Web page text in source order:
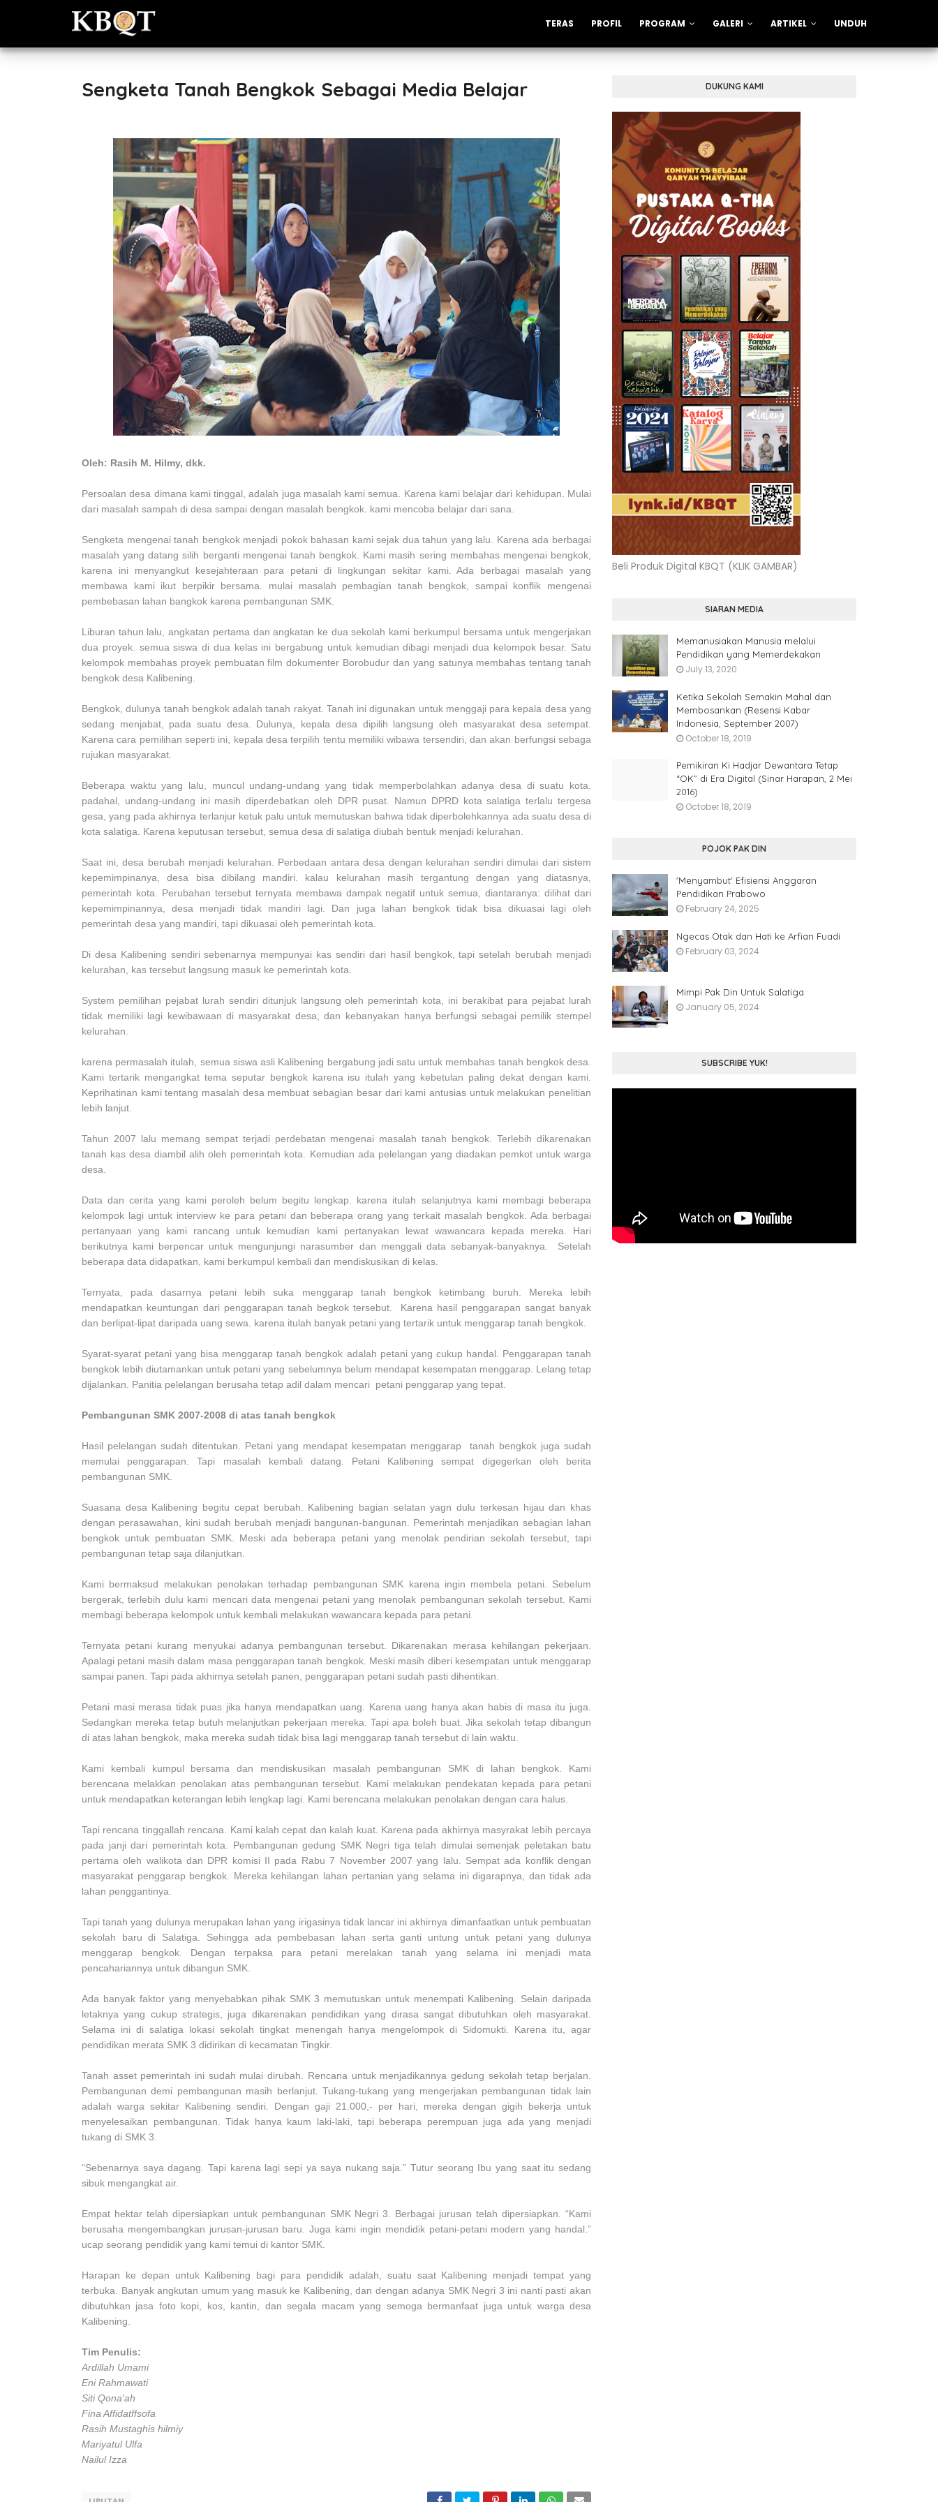
TERAS PROFIL PROGRAM GALERI ARTIKEL UNDUH
Sengketa Tanah Bengkok Sebagai Media Belajar
Oleh: Rasih M. Hilmy, dkk.
Persoalan desa dimana kami tinggal, adalah juga masalah kami semua. Karena kami belajar dari kehidupan. Mulai
dari masalah sampah di desa sampai dengan masalah bengkok. kami mencoba belajar dari sana.
Sengketa mengenai tanah bengkok menjadi pokok bahasan kami sejak dua tahun yang lalu. Karena ada berbagai
masalah yang datang silih berganti mengenai tanah bengkok. Kami masih sering membahas mengenai bengkok,
karena ini menyangkut kesejahteraan para petani di lingkungan sekitar kami. Ada berbagai masalah yang
membawa kami ikut berpikir bersama. mulai masalah pembagian tanah bengkok, sampai konflik mengenai
pembebasan lahan bangkok karena pembangunan SMK.
Liburan tahun lalu, angkatan pertama dan angkatan ke dua sekolah kami berkumpul bersama untuk mengerjakan
dua proyek. semua siswa di dua kelas ini bergabung untuk kemudian dibagi menjadi dua kelompok besar. Satu
kelompok membahas proyek pembuatan film dokumenter Borobudur dan yang satunya membahas tentang tanah
bengkok desa Kalibening.
Bengkok, dulunya tanah bengkok adalah tanah rakyat. Tanah ini digunakan untuk menggaji para kepala desa yang
sedang menjabat, pada suatu desa. Dulunya, kepala desa dipilih langsung oleh masyarakat desa setempat.
Karena cara pemilihan seperti ini, kepala desa terpilih tentu memiliki wibawa tersendiri, dan akan berfungsi sebaga
rujukan masyarakat.
Beberapa waktu yang lalu, muncul undang-undang yang tidak memperbolahkan adanya desa di suatu kota.
padahal, undang-undang ini masih diperdebatkan oleh DPR pusat. Namun DPRD kota salatiga terlalu tergesa
gesa, yang pada akhirnya terlanjur ketuk palu untuk memutuskan bahwa tidak diperbolehkannya ada suatu desa di
kota salatiga. Karena keputusan tersebut, semua desa di salatiga diubah bentuk menjadi kelurahan.
Saat ini, desa berubah menjadi kelurahan. Perbedaan antara desa dengan kelurahan sendiri dimulai dari sistem
kepemimpinanya, desa bisa dibilang mandiri. kalau kelurahan masih tergantung dengan yang diatasnya,
pemerintah kota. Perubahan tersebut ternyata membawa dampak negatif untuk semua, diantaranya: dilihat dari
kepemimpinannya, desa menjadi tidak mandiri lagi. Dan juga lahan bengkok tidak bisa dikuasai lagi oleh
pemerintah desa yang mandiri, tapi dikuasai oleh pemerintah kota.
Di desa Kalibening sendiri sebenarnya mempunyai kas sendiri dari hasil bengkok, tapi setelah berubah menjadi
kelurahan, kas tersebut langsung masuk ke pemerintah kota.
System pemilihan pejabat lurah sendiri ditunjuk langsung oleh pemerintah kota, ini berakibat para pejabat lurah
tidak memiliki lagi kewibawaan di masyarakat desa, dan kebanyakan hanya berfungsi sebagai pemilik stempel
kelurahan.
karena permasalah itulah, semua siswa asli Kalibening bergabung jadi satu untuk membahas tanah bengkok desa.
Kami tertarik mengangkat tema seputar bengkok karena isu itulah yang kebetulan paling dekat dengan kami.
Keprihatinan kami tentang masalah desa membuat sebagian besar dari kami antusias untuk melakukan penelitian
lebih lanjut.
Tahun 2007 lalu memang sempat terjadi perdebatan mengenai masalah tanah bengkok. Terlebih dikarenakan
tanah kas desa diambil alih oleh pemerintah kota. Kemudian ada pelelangan yang diadakan pemkot untuk warga
desa.
Data dan cerita yang kami peroleh belum begitu lengkap. karena itulah selanjutnya kami membagi beberapa
kelompok lagi untuk interview ke para petani dan beberapa orang yang terkait masalah bengkok. Ada berbagai
pertanyaan yang kami rancang untuk kemudian kami pertanyakan lewat wawancara kepada mereka. Hari
berikutnya kami berpencar untuk mengunjungi narasumber dan menggali data sebanyak-banyaknya. Setelah
beberapa data didapatkan, kami berkumpul kembali dan mendiskusikan di kelas.
Ternyata, pada dasarnya petani lebih suka menggarap tanah bengkok ketimbang buruh. Mereka lebih
mendapatkan keuntungan dari penggarapan tanah begkok tersebut. Karena hasil penggarapan sangat banyak
dan berlipat-lipat daripada uang sewa. karena itulah banyak petani yang tertarik untuk menggarap tanah bengkok.
Syarat-syarat petani yang bisa menggarap tanah bengkok adalah petani yang cukup handal. Penggarapan tanah
bengkok lebih diutamankan untuk petani yang sebelumnya belum mendapat kesempatan menggarap. Lelang tetap
dijalankan. Panitia pelelangan berusaha tetap adil dalam mencari petani penggarap yang tepat.
Pembangunan SMK 2007-2008 di atas tanah bengkok
Hasil pelelangan sudah ditentukan. Petani yang mendapat kesempatan menggarap tanah bengkok juga sudah
memulai penggarapan. Tapi masalah kembali datang. Petani Kalibening sempat digegerkan oleh berita
pembangunan SMK.
Suasana desa Kalibening begitu cepat berubah. Kalibening bagian selatan yagn dulu terkesan hijau dan khas
dengan perasawahan, kini sudah berubah menjadi bangunan-bangunan. Pemerintah menjadikan sebagian lahan
bengkok untuk pembuatan SMK. Meski ada beberapa petani yang menolak pendirian sekolah tersebut, tapi
pembangunan tetap saja dilanjutkan.
Kami bermaksud melakukan penolakan terhadap pembangunan SMK karena ingin membela petani. Sebelum
bergerak, terlebih dulu kami mencari data mengenai petani yang menolak pembangunan sekolah tersebut. Kami
membagi beberapa kelompok untuk kembali melakukan wawancara kepada para petani.
Ternyata petani kurang menyukai adanya pembangunan tersebut. Dikarenakan merasa kehilangan pekerjaan.
Apalagi petani masih dalam masa penggarapan tanah bengkok. Meski masih diberi kesempatan untuk menggarap
sampai panen. Tapi pada akhirnya setelah panen, penggarapan petani sudah pasti dihentikan.
Petani masi merasa tidak puas jika hanya mendapatkan uang. Karena uang hanya akan habis di masa itu juga.
Sedangkan mereka tetap butuh melanjutkan pekerjaan mereka. Tapi apa boleh buat. Jika sekolah tetap dibangun
di atas lahan bengkok, maka mereka sudah tidak bisa lagi menggarap tanah tersebut di lain waktu.
Kami kembali kumpul bersama dan mendiskusikan masalah pembangunan SMK di lahan bengkok. Kami
berencana melakkan penolakan atas pembangunan tersebut. Kami melakukan pendekatan kepada para petani
untuk mendapatkan keterangan lebih lengkap lagi. Kami berencana melakukan penolakan dengan cara halus.
Tapi rencana tinggallah rencana. Kami kalah cepat dan kalah kuat. Karena pada akhirnya masyrakat lebih percaya
pada janji dari pemerintah kota. Pembangunan gedung SMK Negri tiga telah dimulai semenjak peletakan batu
pertama oleh walikota dan DPR komisi II pada Rabu 7 November 2007 yang lalu. Sempat ada konflik dengan
masyarakat penggarap bengkok. Mereka kehilangan lahan pertanian yang selama ini digarapnya, dan tidak ada
lahan penggantinya.
Tapi tanah yang dulunya merupakan lahan yang irigasinya tidak lancar ini akhirnya dimanfaatkan untuk pembuatan
sekolah baru di Salatiga. Sehingga ada pembebasan lahan serta ganti untung untuk petani yang dulunya
menggarap bengkok. Dengan terpaksa para petani merelakan tanah yang selama ini menjadi mata
pencahariannya untuk dibangun SMK.
Ada banyak faktor yang menyebabkan pihak SMK 3 memutuskan untuk menempati Kalibening. Selain daripada
letaknya yang cukup strategis, juga dikarenakan pendidikan yang dirasa sangat dibutuhkan oleh masyarakat.
Selama ini di salatiga lokasi sekolah tingkat menengah hanya mengelompok di Sidomukti. Karena itu, agar
pendidikan merata SMK 3 didirikan di kecamatan Tingkir.
Tanah asset pemerintah ini sudah mulai dirubah. Rencana untuk menjadikannya gedung sekolah tetap berjalan.
Pembangunan demi pembangunan masih berlanjut. Tukang-tukang yang mengerjakan pembangunan tidak lain
adalah warga sekitar Kalibening sendiri. Dengan gaji 21.000,- per hari, mereka dengan gigih bekerja untuk
menyelesaikan pembangunan. Tidak hanya kaum laki-laki, tapi beberapa perempuan juga ada yang menjadi
tukang di SMK 3.
“Sebenarnya saya dagang. Tapi karena lagi sepi ya saya nukang saja.” Tutur seorang Ibu yang saat itu sedang
sibuk mengangkat air.
Empat hektar telah dipersiapkan untuk pembangunan SMK Negri 3. Berbagai jurusan telah dipersiapkan. “Kami
berusaha mengembangkan jurusan-jurusan baru. Juga kami ingin mendidik petani-petani modern yang handal.”
ucap seorang pendidik yang kami temui di kantor SMK.
Harapan ke depan untuk Kalibening bagi para pendidik adalah, suatu saat Kalibening menjadi tempat yang
terbuka. Banyak angkutan umum yang masuk ke Kalibening, dan dengan adanya SMK Negri 3 ini nanti pasti akan
dibutuhkan jasa foto kopi, kos, kantin, dan segala macam yang semoga bermanfaat juga untuk warga desa
Kalibening.
Tim Penulis:
Ardillah Umami
Eni Rahmawati
Siti Qona'ah
Fina Affidatffsofa
Rasih Mustaghis hilmiy
Mariyatul Ulfa
Nailul Izza
DUKUNG KAMI
Beli Produk Digital KBQT (KLIK GAMBAR)
SIARAN MEDIA
Memanusiakan Manusia melalui
Pendidikan yang Memerdekakan
July 13, 2020
Ketika Sekolah Semakin Mahal dan
Membosankan (Resensi Kabar
Indonesia, September 2007)
October 18, 2019
Pemikiran Ki Hadjar Dewantara Tetap
“OK” di Era Digital (Sinar Harapan, 2 Mei
2016)
October 18, 2019
POJOK PAK DIN
'Menyambut' Efisiensi Anggaran
Pendidikan Prabowo
February 24, 2025
Ngecas Otak dan Hati ke Arfian Fuadi
February 03, 2024
Mimpi Pak Din Untuk Salatiga
January 05, 2024
SUBSCRIBE YUK!